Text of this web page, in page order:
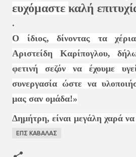
ευχόμαστε καλή
.
Ο ίδιος, δίνοντας τα
Αριστείδη Καρίπογλου,
φετινή σεζόν να έχουμε
συνεργασία ώστε να
μας σαν ομάδα!»
Δημήτρη, είναι μεγάλη χαρά
ΕΠΣ ΚΑΒΑΛΑΣ